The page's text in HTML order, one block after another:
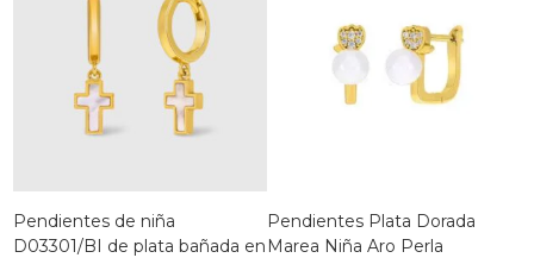
Pendientes de niña
D03301/BI de plata bañada en
Pendientes Plata Dorada
Marea Niña Aro Perla